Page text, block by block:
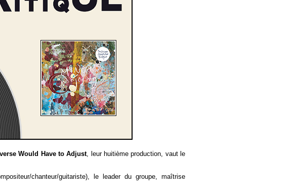
Would Have to Adjust, leur huitième production, vaut le
chanteur/guitariste), le leader du groupe, maîtrise